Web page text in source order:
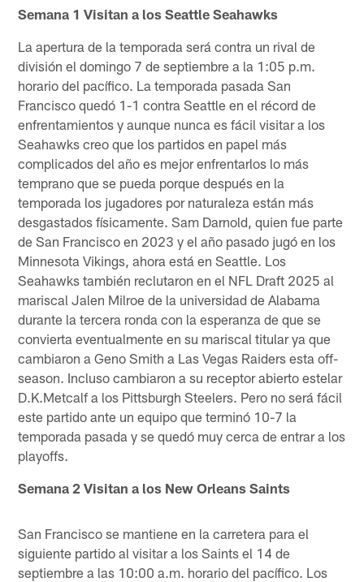
Semana 1 Visitan a los Seattle Seahawks
La apertura de la temporada será contra un rival de
división el domingo 7 de septiembre a la 1:05 p.m.
horario del pacífico. La temporada pasada San
Francisco quedó 1-1 contra Seattle en el récord de
enfrentamientos y aunque nunca es fácil visitar a los
Seahawks creo que los partidos en papel más
complicados del año es mejor enfrentarlos lo más
temprano que se pueda porque después en la
temporada los jugadores por naturaleza están más
desgastados físicamente. Sam Darnold, quien fue parte
de San Francisco en 2023 y el año pasado jugó en los
Minnesota Vikings, ahora está en Seattle. Los
Seahawks también reclutaron en el NFL Draft 2025 al
mariscal Jalen Milroe de la universidad de Alabama
durante la tercera ronda con la esperanza de que se
convierta eventualmente en su mariscal titular ya que
cambiaron a Geno Smith a Las Vegas Raiders esta off-
season. Incluso cambiaron a su receptor abierto estelar
D.K.Metcalf a los Pittsburgh Steelers. Pero no será fácil
este partido ante un equipo que terminó 10-7 la
temporada pasada y se quedó muy cerca de entrar a los
playoffs.
Semana 2 Visitan a los New Orleans Saints
San Francisco se mantiene en la carretera para el
siguiente partido al visitar a los Saints el 14 de
septiembre a las 10:00 a.m. horario del pacífico. Los